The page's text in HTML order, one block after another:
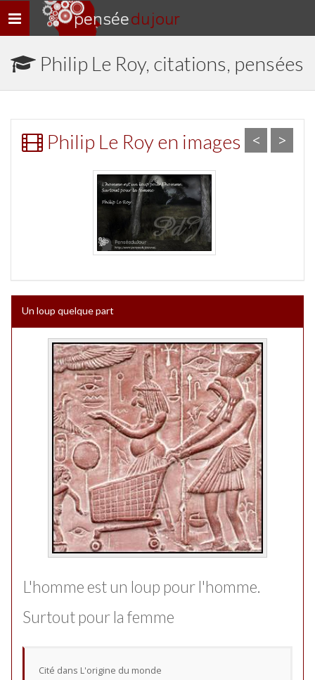
Navigation
rapide
penséedu jour
Philip Le Roy, citations, pensées
Philip Le Roy en images < >
Un loup quelque part
L'homme est un loup pour l'homme.
Surtout pour la femme
Cité dans L'origine du monde